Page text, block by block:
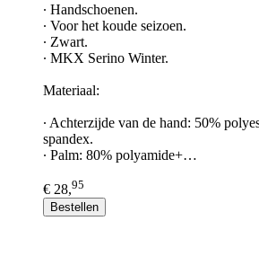
∙ Handschoenen.
∙ Voor het koude seizoen.
∙ Zwart.
∙ MKX Serino Winter.
Materiaal:
∙ Achterzijde van de hand: 50%
spandex.
∙ Palm: 80% polyamide+…
€ 28,95
Bestellen